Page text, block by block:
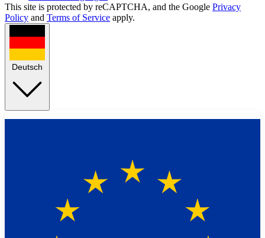
This site is protected by reCAPTCHA, and the Google Privacy
Policy and Terms of Service apply.
Deutsch